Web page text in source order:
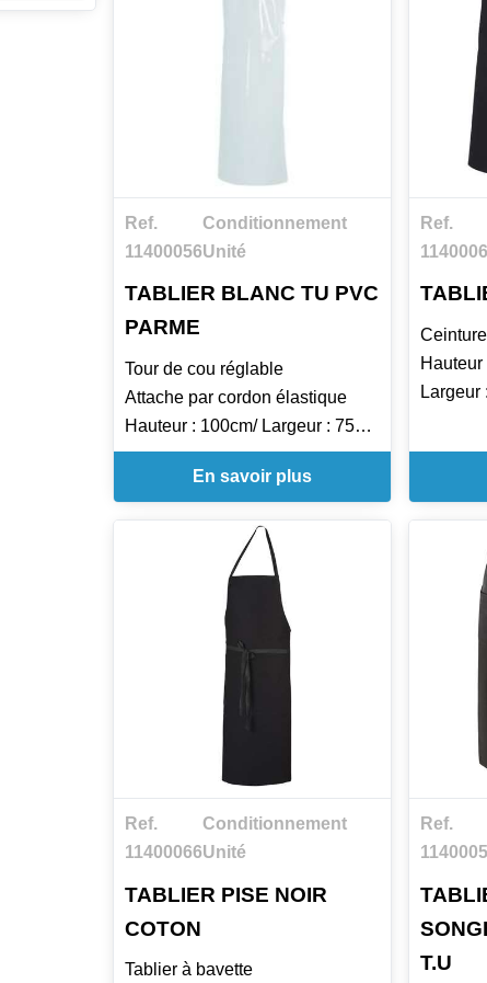
Ref.
11400056
Conditionnement
Unité
TABLIER BLANC TU PVC
PARME
Tour de cou réglable
Attache par cordon élastique
Hauteur : 100cm/ Largeur : 75cm
Longueur ceinture : 89cm
Tablier conforme aux exigences
En savoir plus
Ref.
Hauteur
Largeur
Existe
Rouge,
Marine
Ref.
11400066
Conditionnement
Unité
TABLIER PISE NOIR
COTON
Tablier à bavette
Ref.
T.U